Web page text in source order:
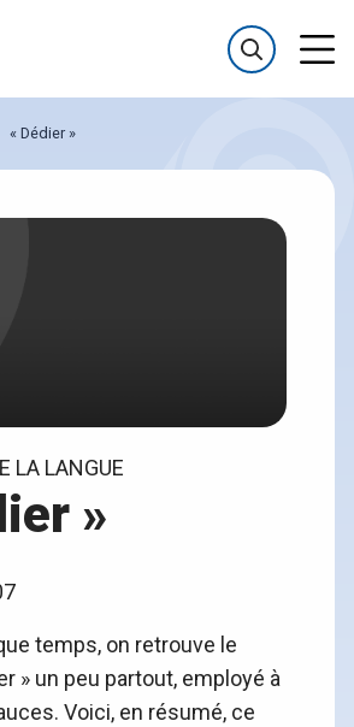
« Dédier »
LA LANGUE
»
temps, on retrouve le
» un peu partout, employé à
Voici, en résumé, ce